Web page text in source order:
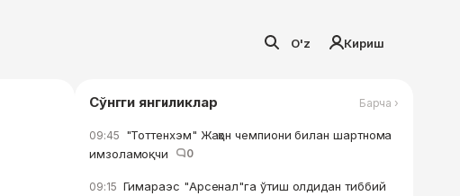
O'z Кириш
Сўнгги янгиликлар Барча ›
09:45 "Тоттенхэм" Жаҳон чемпиони билан шартнома
имзоламоқчи
0
09:15 Гимараэс "Арсенал"га ўтиш олдидан тиббий